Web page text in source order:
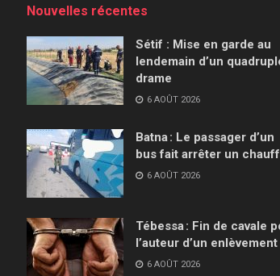
Nouvelles récentes
Sétif : Mise en garde au
lendemain d’un
drame
6 AOÛT 2026
Batna : Le passager d’un
bus fait arrêter un
6 AOÛT 2026
Tébessa : Fin de cavale
l’auteur d’un enlèvement
6 AOÛT 2026